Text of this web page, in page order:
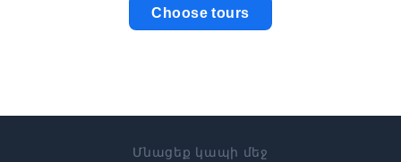
Choose tours
Մնացեք կապի մեջ